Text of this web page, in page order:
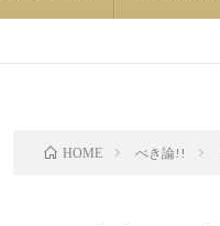
HOME べき論!!